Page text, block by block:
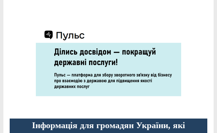
Інформація для громадян України, які